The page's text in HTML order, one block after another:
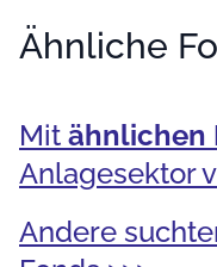
Ähnliche
Mit ähnlichen
Anlagesektor
Andere